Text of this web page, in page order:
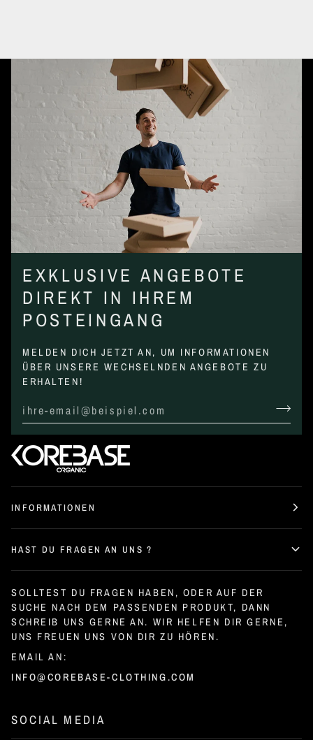
EXKLUSIVE ANGEBOTE
DIREKT IN IHREM
POSTEINGANG
MELDEN DICH JETZT AN, UM INFORMATIONEN
ÜBER UNSERE WECHSELNDEN ANGEBOTE ZU
ERHALTEN!
INFORMATIONEN
HAST DU FRAGEN AN UNS ?
SOLLTEST DU FRAGEN HABEN, ODER AUF DER
SUCHE NACH DEM PASSENDEN PRODUKT, DANN
SCHREIB UNS GERNE AN. WIR HELFEN DIR GERNE,
UNS FREUEN UNS VON DIR ZU HÖREN.
EMAIL AN:
INFO@COREBASE-CLOTHING.COM
SOCIAL MEDIA